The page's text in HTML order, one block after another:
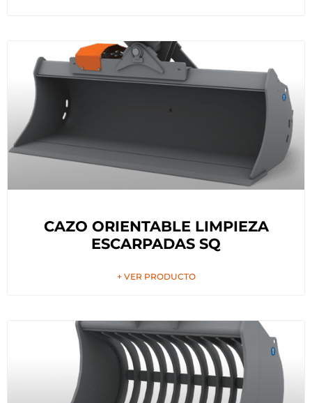
CAZO ORIENTABLE LIMPIEZA
ESCARPADAS SQ
+ VER PRODUCTO